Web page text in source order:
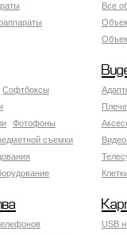
Все
Софтбоксы
Фотофоны
съемки
USB